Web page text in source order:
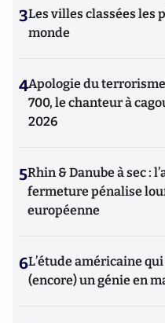
3Les villes classées les
monde
4Apologie du
700, le chanteur à
2026
5Rhin & Danube à sec :
fermeture pénalise
européenne
6L’étude américaine qui
(encore) un génie en